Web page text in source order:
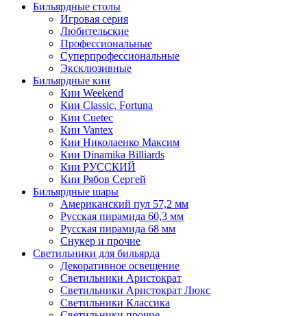
Бильярдные столы
Игровая серия
Любительские
Профессиональные
Суперпрофессиональные
Эксклюзивные
Бильярдные кии
Кии Weekend
Кии Classic, Fortuna
Кии Cuetec
Кии Vantex
Кии Николаенко Максим
Кии Dinamika Billiards
Кии РУССКИЙ
Кии Рябов Сергей
Бильярдные шары
Американский пул 57,2 мм
Русская пирамида 60,3 мм
Русская пирамида 68 мм
Снукер и прочие
Светильники для бильярда
Декоративное освещение
Светильники Аристократ
Светильники Аристократ Люкс
Светильники Классика